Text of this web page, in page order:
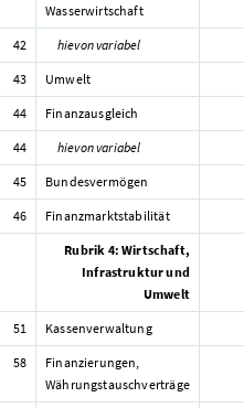
Wasserwirtschaft
42 hievon variabel
43 Umwelt
44 Finanzausgleich
44 hievon variabel
45 Bundesvermögen
46 Finanzmarktstabilität
Rubrik 4: Wirtschaft,
Infrastruktur und
Umwelt
51 Kassenverwaltung
58
Finanzierungen,
Währungstauschverträge